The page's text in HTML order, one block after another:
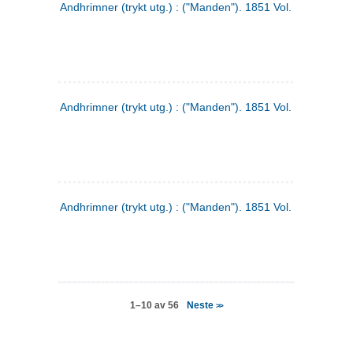
Andhrimner (trykt utg.) : ("Manden"). 1851 Vol. 2 Nr. 4
Andhrimner (trykt utg.) : ("Manden"). 1851 Vol. 2 Nr. 6
Andhrimner (trykt utg.) : ("Manden"). 1851 Vol. 1 Nr. 6
1–10 av 56 Neste>>